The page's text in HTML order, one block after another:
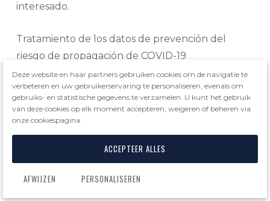
interesado.
Tratamiento de los datos de prevención del
riesgo de propagación de COVID-19
Información
básica sobre
Protección
de datos
Responsable: Ocio Holiday Investments, S.L.
Deze website en haar partners gebruiken cookies om de navigatie te
verbeteren en uw gebruikerservaring te personaliseren, evenals om
gebruiks- en statistische gegevens te verzamelen. U kunt het gebruik
van deze cookies op elk moment accepteren, weigeren of beheren via
onze cookiespagina.
ACCEPTEER ALLES
AFWIJZEN PERSONALISEREN